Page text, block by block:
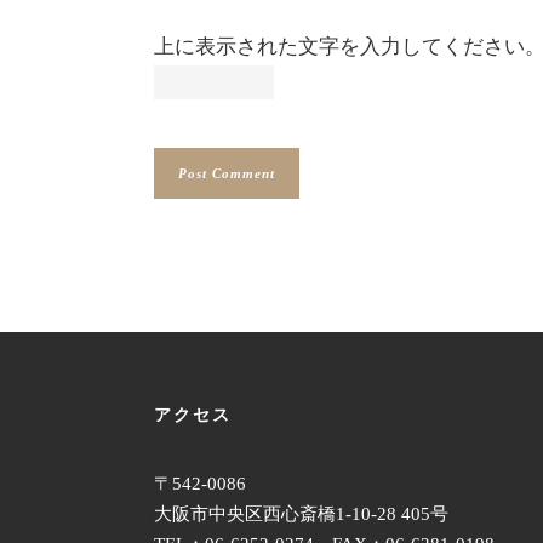
上に表示された文字を入力してください。
アクセス
〒542-0086
大阪市中央区西心斎橋1-10-28 405号